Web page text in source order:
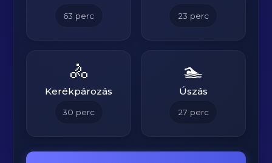
63 perc 23 perc
🚴
Kerékpározás
30 perc
🏊
Úszás
27 perc